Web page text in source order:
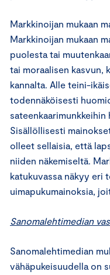
Markkinoijan mukaan
Markkinoijan mukaan
puolesta tai
tai moraalisen kasvun,
kannalta. Alle teini-
todennäköisesti
Sisällöllisesti
olleet sellaisia, että
niiden näkemiseltä.
katukuvassa näkyy eri
uimapukumainoksia,
Sanomalehtimedian
Sanomalehtimedian
vähäpukeisuudella on